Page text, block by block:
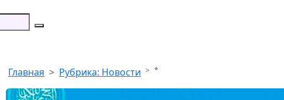
Главная Рубрика: Новости *